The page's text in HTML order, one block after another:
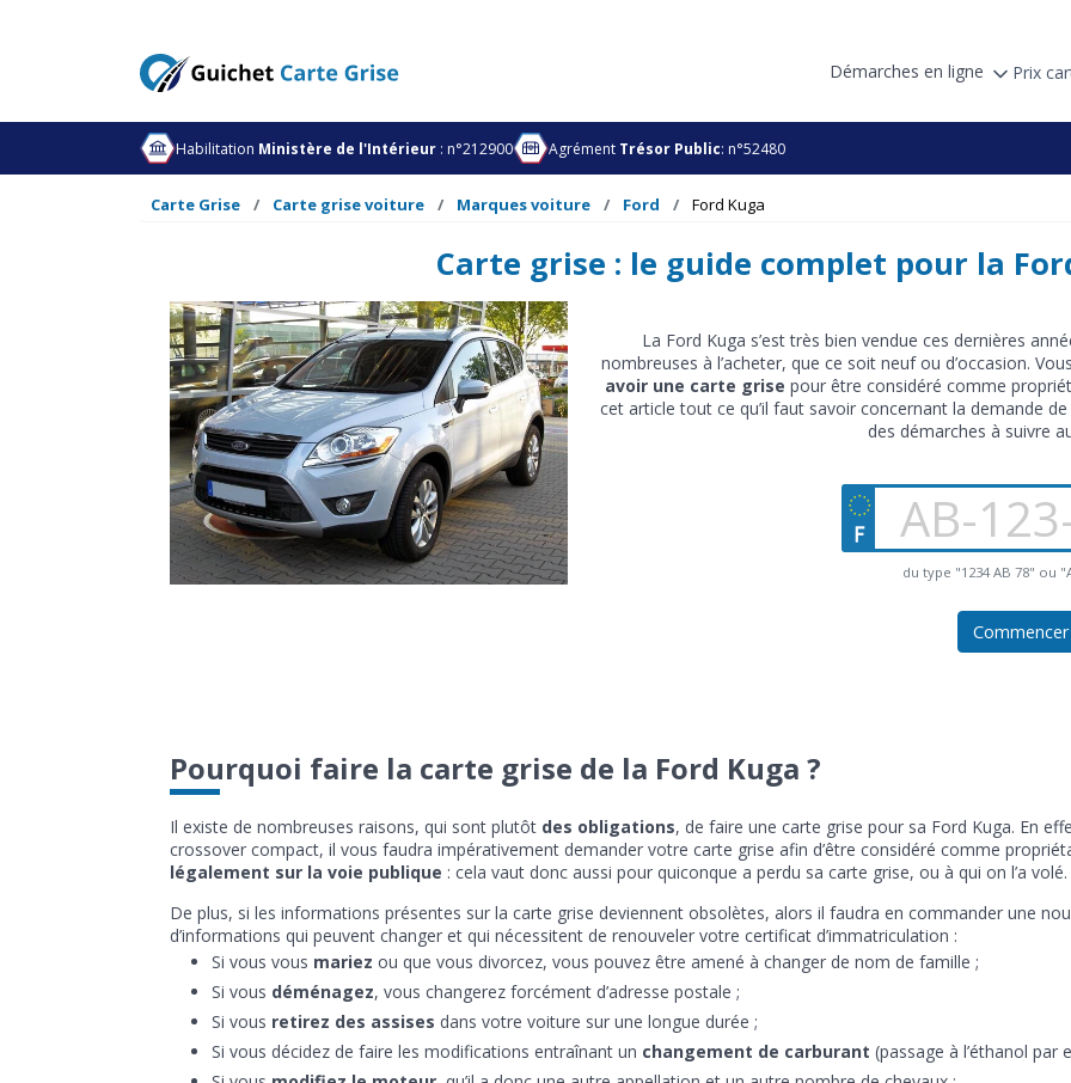
Démarches en ligne Prix
Habilitation Ministère de l'Intérieur : n°212900 Agrément Trésor Public: n°52480
Carte Grise Carte grise voiture Marques voiture Ford Ford Kuga
Carte grise : le guide complet pour la
La Ford Kuga s’est très bien vendue ces dernières
nombreuses à l’acheter, que ce soit neuf ou d’occasion.
avoir une carte grise pour être considéré comme
cet article tout ce qu’il faut savoir concernant la demande
des démarches à suivre
du type "1234 AB 78" ou
Commencer
Pourquoi faire la carte grise de la Ford Kuga ?
Il existe de nombreuses raisons, qui sont plutôt des obligations, de faire une carte grise pour sa Ford Kuga. En
crossover compact, il vous faudra impérativement demander votre carte grise afin d’être considéré comme
légalement sur la voie publique : cela vaut donc aussi pour quiconque a perdu sa carte grise, ou à qui on l’a volé.
De plus, si les informations présentes sur la carte grise deviennent obsolètes, alors il faudra en commander une
d’informations qui peuvent changer et qui nécessitent de renouveler votre certificat d’immatriculation :
Si vous vous mariez ou que vous divorcez, vous pouvez être amené à changer de nom de famille ;
Si vous déménagez, vous changerez forcément d’adresse postale ;
Si vous retirez des assises dans votre voiture sur une longue durée ;
Si vous décidez de faire les modifications entraînant un changement de carburant (passage à l’éthanol par